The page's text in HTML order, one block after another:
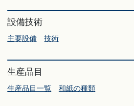
設備技術
主要設備 技術
生産品目
生産品目一覧 和紙の種類